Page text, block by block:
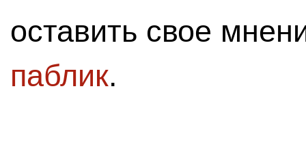
оставить свое
паблик.